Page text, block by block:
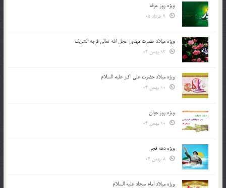
ویژه روز عرفه
ویژه میلاد حضرت مهدی عجل الله تعالی فرجه الشريف
ویژه میلاد حضرت علی اکبر علیه السلام
ویژه روز جوان
ویژه دهه فجر
ویژه میلاد امام سجاد علیه السلام